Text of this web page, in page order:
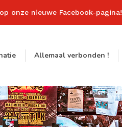
onze nieuwe Facebook-pagina!
Allemaal verbonden !